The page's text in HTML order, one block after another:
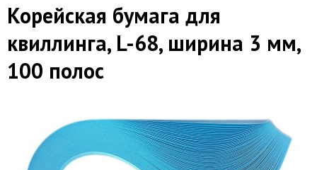
Корейская бумага для
квиллинга, L-68, ширина 3 мм,
100 полос